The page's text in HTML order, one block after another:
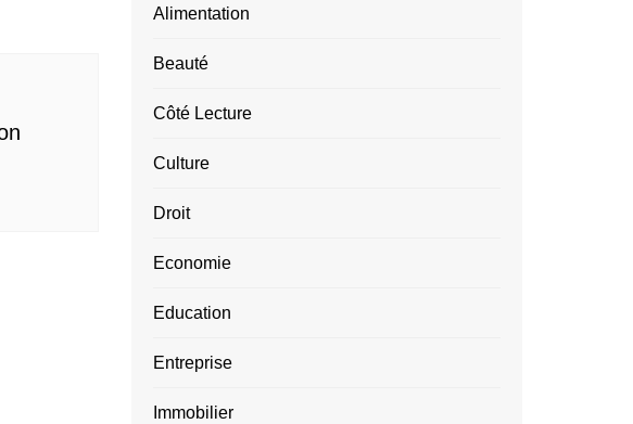
Alimentation
Beauté
Côté Lecture
Culture
Droit
Economie
Education
Entreprise
Immobilier